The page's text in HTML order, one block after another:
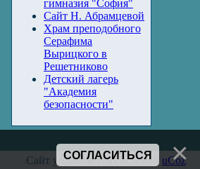
гимназия "София"
Сайт Н. Абрамцевой
Храм преподобного
Серафима
Вырицкого в
Решетниково
Детский лагерь
"Академия
безопасности"
Сайт управляется системой uCoz
СОГЛАСИТЬСЯ